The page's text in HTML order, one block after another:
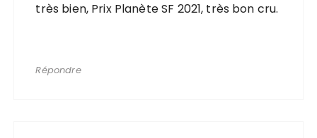
très bien, Prix Planète SF 2021, très bon cru.
Répondre